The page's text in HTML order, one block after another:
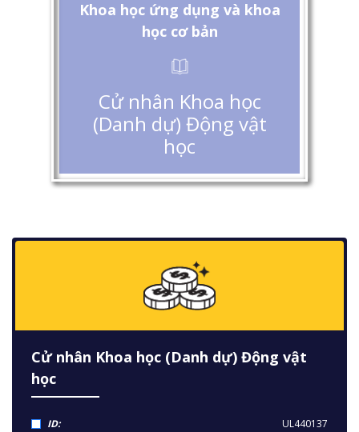
Khoa học ứng dụng và khoa
học cơ bản
Cử nhân Khoa học
(Danh dự) Động vật
học
Cử nhân Khoa học (Danh dự) Động vật
học
ID:
UL440137